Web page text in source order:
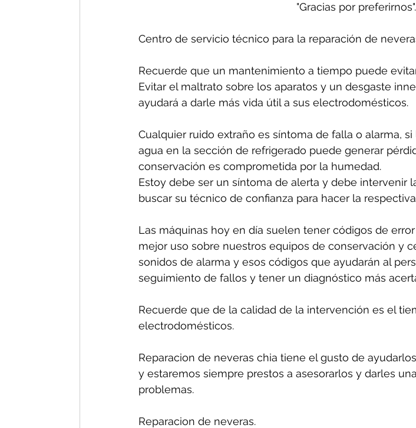
"Gracias por preferirnos".
Centro de servicio técnico para la reparación de
Recuerde que un mantenimiento a tiempo puede
Evitar el maltrato sobre los aparatos y un desgaste
ayudará a darle más vida útil a sus electrodomésticos.
Cualquier ruido extraño es síntoma de falla o alarma,
agua en la sección de refrigerado puede generar
conservación es comprometida por la humedad.
Estoy debe ser un síntoma de alerta y debe intervenir
buscar su técnico de confianza para hacer la
Las máquinas hoy en día suelen tener códigos de
mejor uso sobre nuestros equipos de conservación y
sonidos de alarma y esos códigos que ayudarán al
seguimiento de fallos y tener un diagnóstico más
Recuerde que de la calidad de la intervención es el
electrodomésticos.
Reparacion de neveras chia tiene el gusto de
y estaremos siempre prestos a asesorarlos y darles
problemas.
Reparacion de neveras.